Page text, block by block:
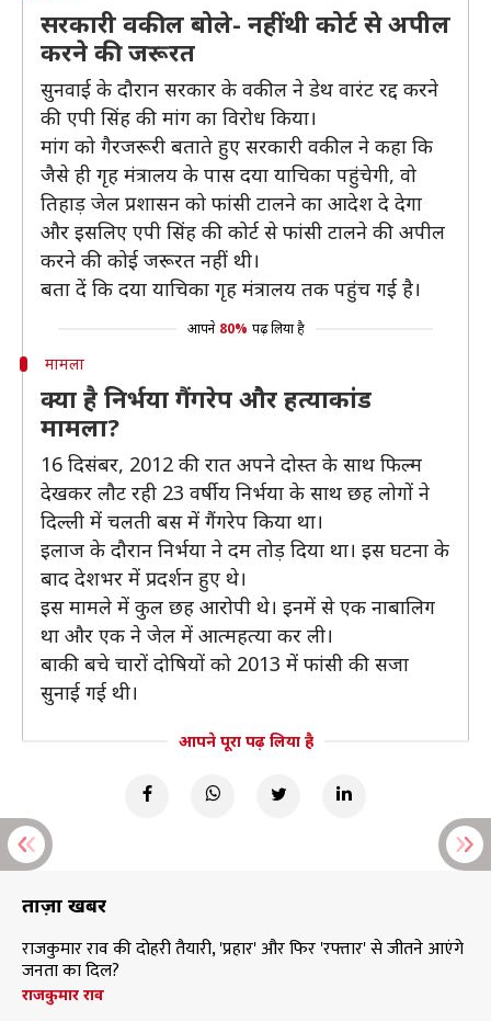
सरकारी वकील बोले- नहीं थी कोर्ट से अपील
करने की जरूरत
सुनवाई के दौरान सरकार के वकील ने डेथ वारंट रद्द करने
की एपी सिंह की मांग का विरोध किया।
मांग को गैरजरूरी बताते हुए सरकारी वकील ने कहा कि
जैसे ही गृह मंत्रालय के पास दया याचिका पहुंचेगी, वो
तिहाड़ जेल प्रशासन को फांसी टालने का आदेश दे देगा
और इसलिए एपी सिंह की कोर्ट से फांसी टालने की अपील
करने की कोई जरूरत नहीं थी।
बता दें कि दया याचिका गृह मंत्रालय तक पहुंच गई है।
आपने 80% पढ़ लिया है
मामला
क्या है निर्भया गैंगरेप और हत्याकांड
मामला?
16 दिसंबर, 2012 की रात अपने दोस्त के साथ फिल्म
देखकर लौट रही 23 वर्षीय निर्भया के साथ छह लोगों ने
दिल्ली में चलती बस में गैंगरेप किया था।
इलाज के दौरान निर्भया ने दम तोड़ दिया था। इस घटना के
बाद देशभर में प्रदर्शन हुए थे।
इस मामले में कुल छह आरोपी थे। इनमें से एक नाबालिग
था और एक ने जेल में आत्महत्या कर ली।
बाकी बचे चारों दोषियों को 2013 में फांसी की सजा
सुनाई गई थी।
आपने पूरा पढ़ लिया है
ताज़ा खबरें
राजकुमार राव की दोहरी तैयारी, 'प्रहार' और फिर 'रफ्तार' से जीतने आएंगे
जनता का दिल?
राजकुमार राव